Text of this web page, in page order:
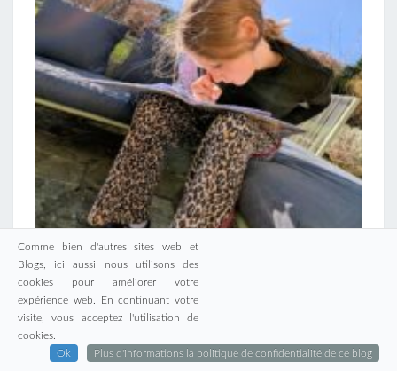
Comme bien d'autres sites web et
Blogs, ici aussi nous utilisons des
cookies pour améliorer votre
expérience web. En continuant votre
visite, vous acceptez l'utilisation de
cookies.
Ok
Plus d'informations la politique de confidentialité de ce blog